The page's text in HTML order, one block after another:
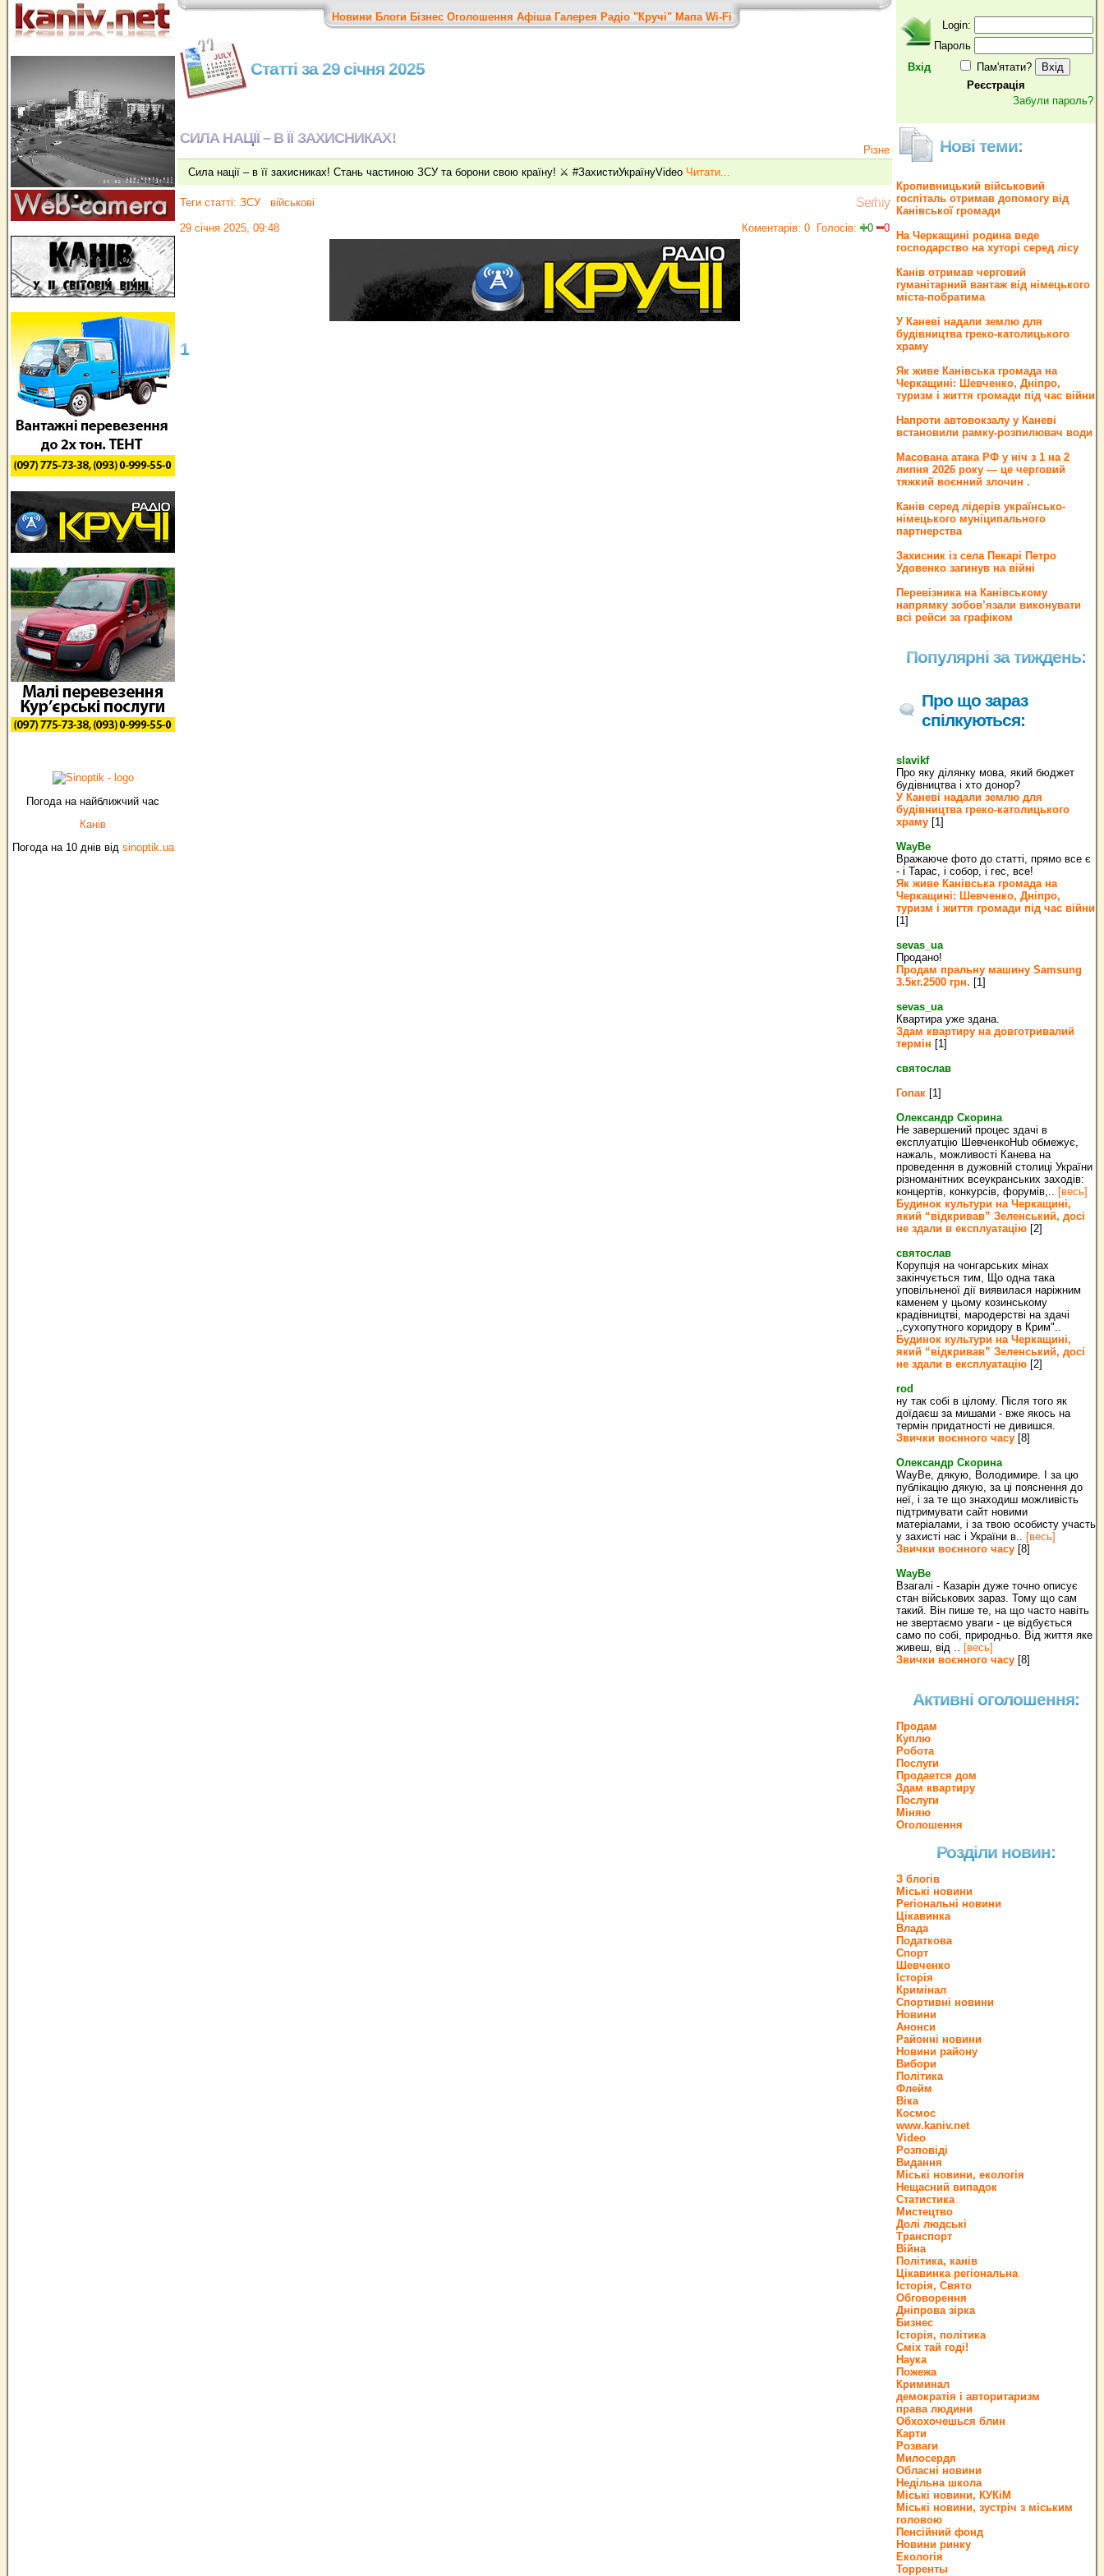
Погода на найближчий час
Канів
Погода на 10 днів від sinoptik.ua
Новини Блоги Бізнес Оголошення Афіша Галерея Радіо "Кручі" Мапа Wi-Fi
Статті за 29 січня 2025
СИЛА НАЦІЇ – В ЇЇ ЗАХИСНИКАХ!
Різне
Сила нації – в її захисниках! Стань частиною ЗСУ та борони свою країну! ⚔️ #ЗахистиУкраїнуVideo Читати...
Теги статті: ЗСУ військові Serhiy
29 січня 2025, 09:48 Коментарів: 0 Голосів: 0 0
1
Вхід
Login:
Пароль
Пам'ятати?
Реєстрація
Забули пароль?
Нові теми:
Кропивницький військовий
госпіталь отримав допомогу від
Канівської громади
На Черкащині родина веде
господарство на хуторі серед лісу
Канів отримав черговий
гуманітарний вантаж від німецького
міста-побратима
У Каневі надали землю для
будівництва греко‐католицького
храму
Як живе Канівська громада на
Черкащині: Шевченко, Дніпро,
туризм і життя громади під час війни
Напроти автовокзалу у Каневі
встановили рамку-розпилювач води
Масована атака РФ у ніч з 1 на 2
липня 2026 року — це черговий
тяжкий воєнний злочин .
Канів серед лідерів українсько-
німецького муніципального
партнерства
Захисник із села Пекарі Петро
Удовенко загинув на війні
Перевізника на Канівському
напрямку зобов’язали виконувати
всі рейси за графіком
Популярні за тиждень:
Про що зараз
спілкуються:
slavikf
Про яку ділянку мова, який бюджет
будівництва і хто донор?
У Каневі надали землю для
будівництва греко‐католицького
храму [1]
WayBe
Вражаюче фото до статті, прямо все є
- і Тарас, і собор, і гес, все!
Як живе Канівська громада на
Черкащині: Шевченко, Дніпро,
туризм і життя громади під час війни
[1]
sevas_ua
Продано!
Продам пральну машину Samsung
3.5кг.2500 грн. [1]
sevas_ua
Квартира уже здана.
Здам квартиру на довготривалий
термін [1]
святослав
Гопак [1]
Олександр Скорина
Не завершений процес здачі в
експлуатцію ШевченкоHub обмежує,
нажаль, можливості Канева на
проведення в дужовній столиці України
різноманітних всеукранських заходів:
концертів, конкурсів, форумів,.. [весь]
Будинок культури на Черкащині,
який “відкривав” Зеленський, досі
не здали в експлуатацію [2]
святослав
Корупція на чонгарських мінах
закінчується тим, Що одна така
уповільненої дії виявилася наріжним
каменем у цьому козинському
крадівництві, мародерстві на здачі
,,сухопутного коридору в Крим"..
Будинок культури на Черкащині,
який “відкривав” Зеленський, досі
не здали в експлуатацію [2]
rod
ну так собі в цілому. Після того як
доїдаєш за мишами - вже якось на
термін придатності не дивишся.
Звички воєнного часу [8]
Олександр Скорина
WayBe, дякую, Володимире. І за цю
публікацію дякую, за ці пояснення до
неї, і за те що знаходиш можливість
підтримувати сайт новими
матеріалами, і за твою особисту участь
у захисті нас і України в.. [весь]
Звички воєнного часу [8]
WayBe
Взагалі - Казарін дуже точно описує
стан військових зараз. Тому що сам
такий. Він пише те, на що часто навіть
не звертаємо уваги - це відбується
само по собі, природньо. Від життя яке
живеш, від .. [весь]
Звички воєнного часу [8]
Активні оголошення:
Продам
Куплю
Робота
Послуги
Продается дом
Здам квартиру
Послуги
Міняю
Оголошення
Розділи новин:
З блогів
Міські новини
Регіональні новини
Цікавинка
Влада
Податкова
Спорт
Шевченко
Історія
Кримінал
Спортивні новини
Новини
Анонси
Районні новини
Новини району
Вибори
Політика
Флейм
Віка
Космос
www.kaniv.net
Video
Розповіді
Видання
Міські новини, екологія
Нещасний випадок
Статистика
Мистецтво
Долі людські
Транспорт
Війна
Політика, канів
Цікавинка регіональна
Історія, Свято
Обговорення
Дніпрова зірка
Бизнес
Історія, політика
Сміх тай годі!
Наука
Пожежа
Криминал
демократія і авторитаризм
права людини
Обхохочешься блин
Карти
Розваги
Милосердя
Обласні новини
Недільна школа
Міські новини, КУКіМ
Міські новини, зустріч з міським
головою
Пенсійний фонд
Новини ринку
Екологія
Торренты